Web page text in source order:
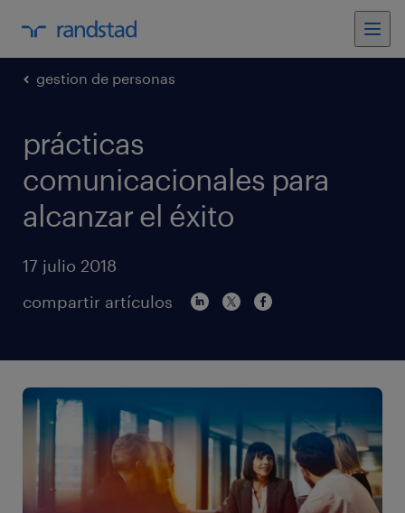
gestion de personas
prácticas
comunicacionales para
alcanzar el éxito
17 julio 2018
compartir artículos